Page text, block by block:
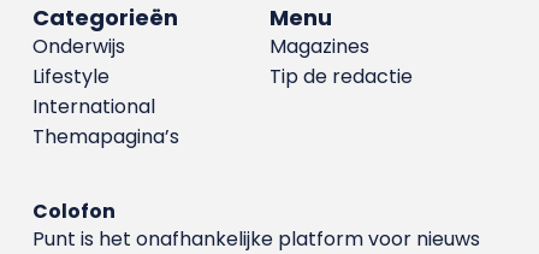
Menu
Magazines
Tip de redactie
Categorieën
Onderwijs
Lifestyle
International
Themapagina’s
Colofon
Punt is het onafhankelijke platform voor nieuws